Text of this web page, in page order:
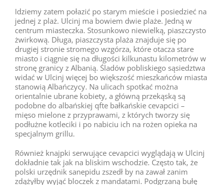
Idziemy zatem połazić po starym mieście i posiedzieć na
jednej z plaż. Ulcinj ma bowiem dwie plaże. Jedną w
centrum miasteczka. Stosunkowo niewielką, piaszczysto
żwirkową. Długa, piaszczysta plaża znajduje się po
drugiej stronie stromego wzgórza, które otacza stare
miasto i ciągnie się na długości kilkunastu kilometrów w
stronę granicy z Albanią. Śladów pobliskiego sąsiedztwa
widać w Ulcinj więcej bo większość mieszkańców miasta
stanowią Albańczycy. Na ulicach spotkać można
orientalnie ubrane kobiety, a główną przekąską są
podobne do albańskiej qfte bałkańskie cevapcici –
mięso mielone z przyprawami, z których tworzy się
podłużne kotleciki i po nabiciu ich na rożen opieka na
specjalnym grillu.
Również knajpki serwujące cevapcici wyglądają w Ulcinj
dokładnie tak jak na bliskim wschodzie. Często tak, że
polski urzędnik sanepidu zszedł by na zawał zanim
zdążyłby wyjąć bloczek z mandatami. Podgrzaną bułę